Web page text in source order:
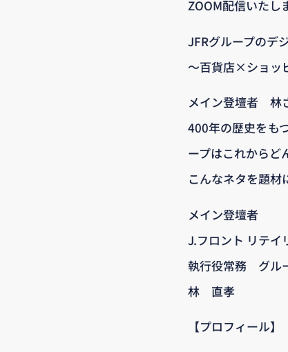
ZOOM配信いたし
JFRグループのデ
～百貨店×ショッ
メイン登壇者 林
400年の歴史をも
ープはこれからど
こんなネタを題材
メイン登壇者
J.フロント リテイ
執行役常務 グル
林 直孝
【プロフィール】